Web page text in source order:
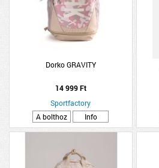
Dorko GRAVITY
14 999 Ft
Sportfactory
A bolthoz
Info